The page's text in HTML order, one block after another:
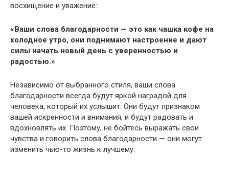
восхищение и уважение:
«Ваши слова благодарности — это как чашка кофе на
холодное утро, они поднимают настроение и дают
силы начать новый день с уверенностью и
радостью.»
Независимо от выбранного стиля, ваши слова
благодарности всегда будут яркой наградой для
человека, который их услышит. Они будут признаком
вашей искренности и внимания, и будут радовать и
вдохновлять их. Поэтому, не бойтесь выражать свои
чувства и говорить слова благодарности — они могут
изменить чью-то жизнь к лучшему.